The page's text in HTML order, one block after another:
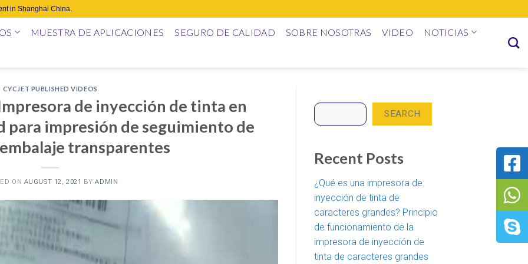
in Shanghai China.
MUESTRA DE APLICACIONES SEGURO DE CALIDAD SOBRE NOSOTRAS VIDEO
NOTICIAS
CYCJET PUBLISHED VIDEOS
de inyección de tinta en
para impresión de seguimiento de
transparentes
ON AUGUST 12, 2021 BYADMIN
SEARCH
Recent Posts
¿Qué es una impresora de
inyección de tinta de
caracteres grandes? Principio
de funcionamiento de la
impresora de inyección de
tinta de caracteres grandes